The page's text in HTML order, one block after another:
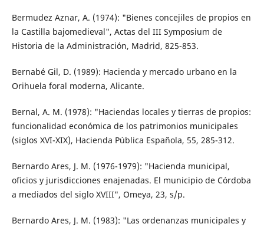
Bermudez Aznar, A. (1974): "Bienes concejiles de propios en
la Castilla bajomedieval", Actas del III Symposium de
Historia de la Administración, Madrid, 825-853.
Bernabé Gil, D. (1989): Hacienda y mercado urbano en la
Orihuela foral moderna, Alicante.
Bernal, A. M. (1978): "Haciendas locales y tierras de propios:
funcionalidad económica de los patrimonios municipales
(siglos XVI-XIX), Hacienda Pública Española, 55, 285-312.
Bernardo Ares, J. M. (1976-1979): "Hacienda municipal,
oficios y jurisdicciones enajenadas. El municipio de Córdoba
a mediados del siglo XVIII", Omeya, 23, s/p.
Bernardo Ares, J. M. (1983): "Las ordenanzas municipales y